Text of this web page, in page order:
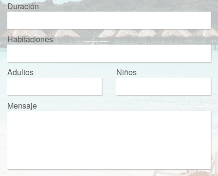
Duración
Habitaciones
Adultos Niños
Mensaje